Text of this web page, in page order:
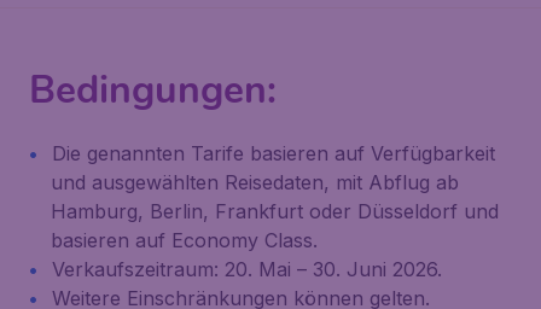
Bedingungen:
Die genannten Tarife basieren auf Verfügbarkeit
und ausgewählten Reisedaten, mit Abflug ab
Hamburg, Berlin, Frankfurt oder Düsseldorf und
basieren auf Economy Class.
Verkaufszeitraum: 20. Mai – 30. Juni 2026.
Weitere Einschränkungen können gelten.